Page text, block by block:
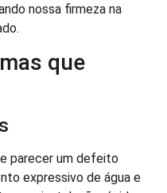
nossa firmeza na
que
parecer um defeito
expressivo de água e